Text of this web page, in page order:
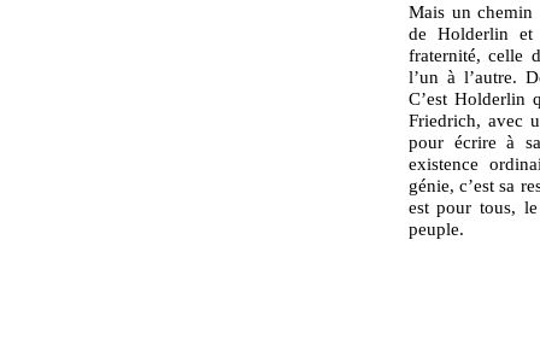
Mais un chemin
de Holderlin et
fraternité, celle
l’un à l’autre.
C’est Holderlin
Friedrich, avec
pour écrire à
existence
génie, c’est sa
est pour tous,
peuple.